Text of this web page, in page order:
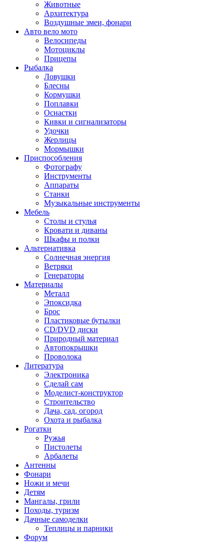
Животные
Архитектура
Воздушные змеи, фонари
Авто вело мото
Велосипеды
Мотоциклы
Прицепы
Рыбалка
Ловушки
Блесны
Кормушки
Поплавки
Оснастки
Кивки и сигнализаторы
Удочки
Жерлицы
Мормышки
Приспособления
Фотографу
Инструменты
Аппараты
Станки
Музыкальные инструменты
Мебель
Столы и стулья
Кровати и диваны
Шкафы и полки
Альтернативка
Солнечная энергия
Ветряки
Генераторы
Материалы
Металл
Эпоксидка
Брос
Пластиковые бутылки
CD/DVD диски
Природный материал
Автопокрышки
Проволока
Литература
Электроника
Сделай сам
Моделист-конструктор
Строительство
Дача, сад, огород
Охота и рыбалка
Рогатки
Ружья
Пистолеты
Арбалеты
Антенны
Фонари
Ножи и мечи
Детям
Мангалы, грили
Походы, туризм
Дачные самоделки
Теплицы и парники
Форум